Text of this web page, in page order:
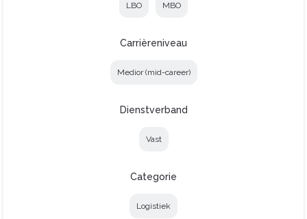
LBO MBO
Carrièreniveau
Medior (mid-career)
Dienstverband
Vast
Categorie
Logistiek